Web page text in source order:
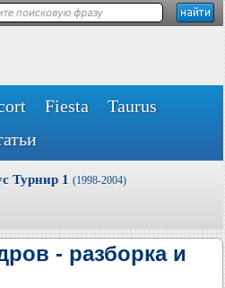
Fiesta
Taurus
Турнир 1 (1998-2004)
- разборка и